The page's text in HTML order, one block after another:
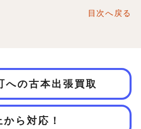
目次へ戻る
への古本出張買取
ら対応！